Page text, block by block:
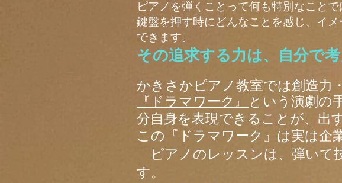
ピアノを弾くことって何も特別なことで
鍵盤を押す時にどんなことを感じ、イメ
できます。
その追求する力は、自分で
かきさかピアノ教室では創造力
『ドラマワーク』
という演劇の
分自身を表現できることが、出
この『ドラマワーク』は実は企
ピアノのレッスンは、弾いて
す。